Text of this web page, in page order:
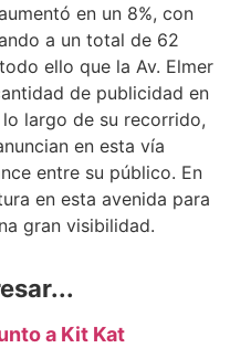
en un 8%, con
a un total de 62
ello que la Av. Elmer
de publicidad en
largo de su recorrido,
en esta vía
entre su público. En
en esta avenida para
gran visibilidad.
a Kit Kat